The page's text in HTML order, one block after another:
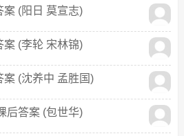
案 (阳日 莫宣志)
案 (李轮 宋林锦)
(沈养中 孟胜国)
后答案 (包世华)